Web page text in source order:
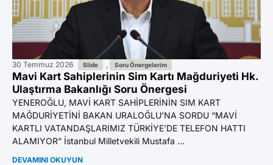
30 Temmuz 2026 Slide , Soru Önergelerim
Mavi Kart Sahiplerinin Sim Kartı Mağduriyeti Hk.
Ulaştırma Bakanlığı Soru Önergesi
YENEROĞLU, MAVİ KART SAHİPLERİNİN SIM KART
MAĞDURİYETİNİ BAKAN URALOĞLU’NA SORDU “MAVİ
KARTLI VATANDAŞLARIMIZ TÜRKİYE’DE TELEFON HATTI
ALAMIYOR” İstanbul Milletvekili Mustafa ...
DEVAMINI OKUYUN